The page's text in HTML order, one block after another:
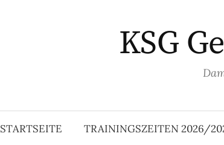
KSG
STARTSEITE TRAININGSZEITEN 2026/